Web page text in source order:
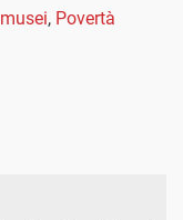
musei, Povertà